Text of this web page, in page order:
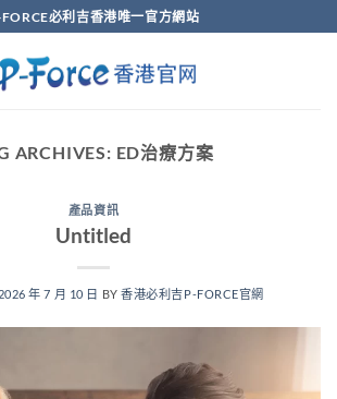
FORCE必利吉香港唯一官方網站
ARCHIVES: ED治療方案
產品資訊
Untitled
2026 年 7 月 10 日 BY香港必利吉P-FORCE官網